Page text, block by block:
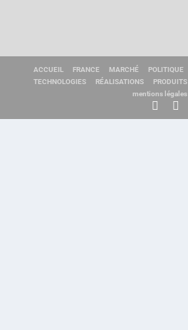
ACCUEIL FRANCE MARCHÉ POLITIQUE
TECHNOLOGIES
RÉALISATIONS PRODUITS
mentions légales